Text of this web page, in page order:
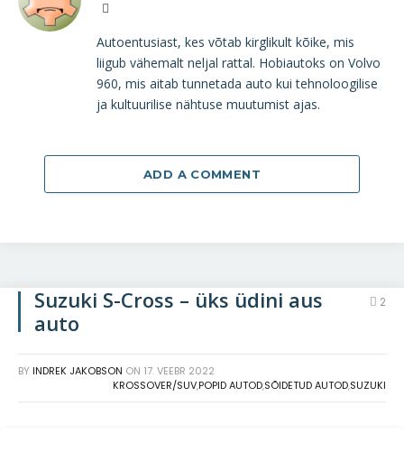
Autoentusiast, kes võtab kirglikult kõike, mis
liigub vähemalt neljal rattal. Hobiautoks on Volvo
960, mis aitab tunnetada auto kui tehnoloogilise
ja kultuurilise nähtuse muutumist ajas.
ADD A COMMENT
Suzuki S-Cross – üks üdini aus
auto
2
BY INDREK JAKOBSON ON 17. VEEBR 2022
KROSSOVER/SUV,POPID AUTOD,SÕIDETUD AUTOD,SUZUKI